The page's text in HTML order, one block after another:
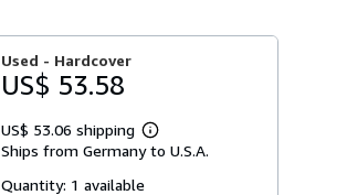
Used - Hardcover
US$ 53.58
US$ 53.06 shipping
Learn
more
Ships from Germany to U.S.A.
Quantity: 1 available